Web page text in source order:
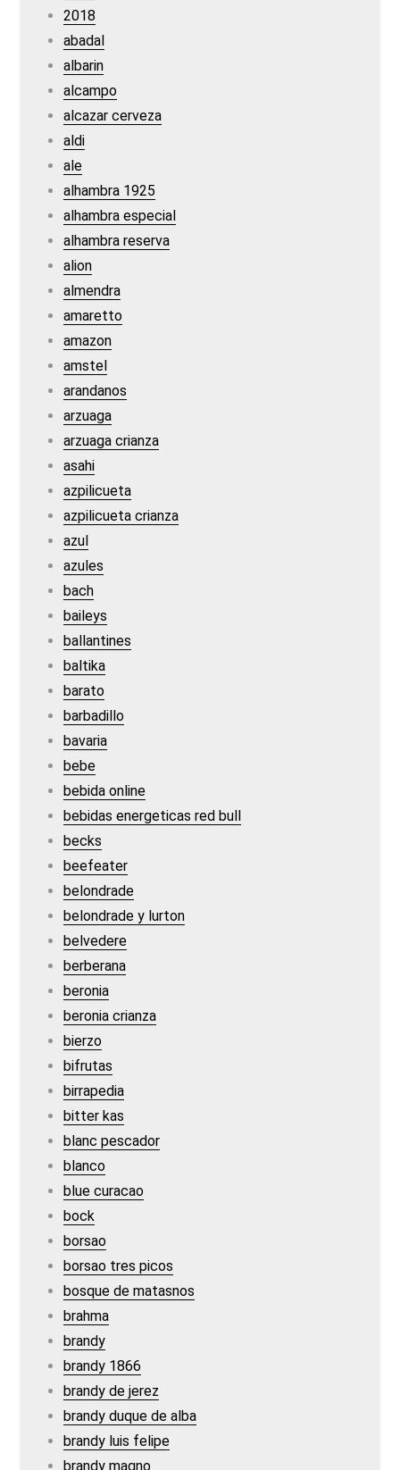
2018
abadal
albarin
alcampo
alcazar cerveza
aldi
ale
alhambra 1925
alhambra especial
alhambra reserva
alion
almendra
amaretto
amazon
amstel
arandanos
arzuaga
arzuaga crianza
asahi
azpilicueta
azpilicueta crianza
azul
azules
bach
baileys
ballantines
baltika
barato
barbadillo
bavaria
bebe
bebida online
bebidas energeticas red bull
becks
beefeater
belondrade
belondrade y lurton
belvedere
berberana
beronia
beronia crianza
bierzo
bifrutas
birrapedia
bitter kas
blanc pescador
blanco
blue curacao
bock
borsao
borsao tres picos
bosque de matasnos
brahma
brandy
brandy 1866
brandy de jerez
brandy duque de alba
brandy luis felipe
brandy magno